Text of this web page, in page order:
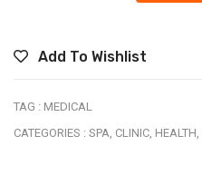
Add To Wishlist
TAG : MEDICAL
CATEGORIES : SPA, CLINIC, HEALTH,